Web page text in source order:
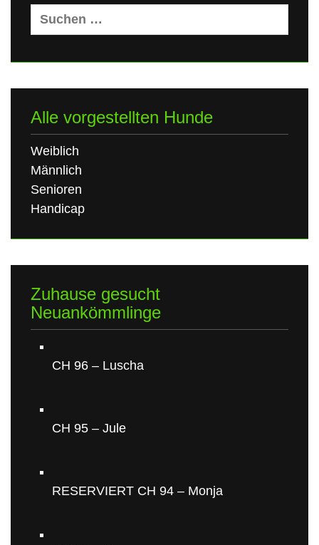
Suchen
nach:
Alle vorgestellten Hunde
Weiblich
Männlich
Senioren
Handicap
Zuhause gesucht
Neuankömmlinge
CH 96 – Luscha
CH 95 – Jule
RESERVIERT CH 94 – Monja